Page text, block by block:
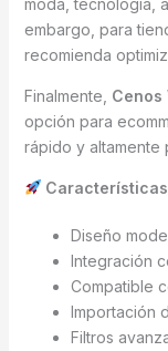
embargo, para
recomienda
Finalmente, Cenos
opción para
rápido y altamente
Diseño
Integración
Compatible
Importación
Filtros